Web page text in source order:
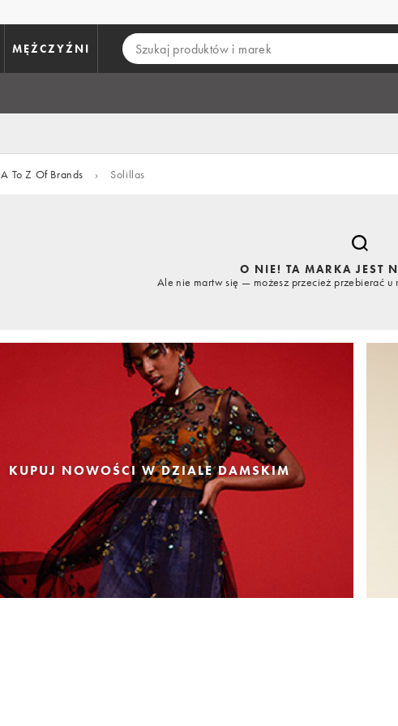
MĘŻCZYŹNI
A To Z Of Brands › Solillas
O NIE! TA MARKA JEST
Ale nie martw się — możesz przecież przebierać
KUPUJ NOWOŚCI W DZIALE DAMSKIM